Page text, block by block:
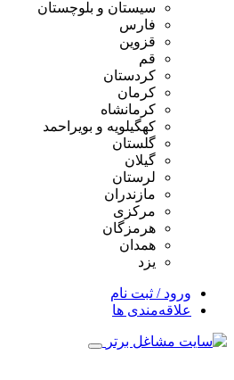
سیستان و بلوچستان
فارس
قزوین
قم
کردستان
کرمان
کرمانشاه
کهگیلویه و بویراحمد
گلستان
گیلان
لرستان
مازندران
مرکزی
هرمزگان
همدان
یزد
ورود / ثبت نام
علاقه‌مندی ها